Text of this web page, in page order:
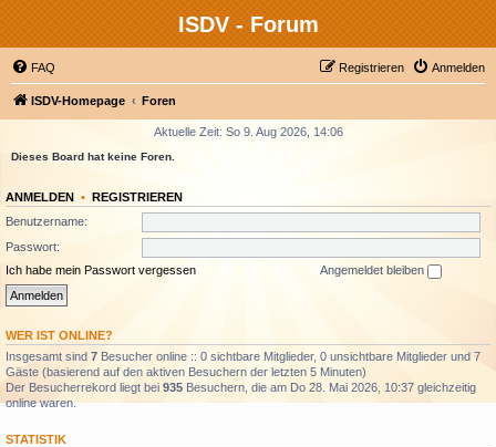
ISDV - Forum
FAQ Anmelden
Registrieren
ISDV-Homepage Foren
Aktuelle Zeit: So 9. Aug 2026, 14:06
Dieses Board hat keine Foren.
ANMELDEN • REGISTRIEREN
Benutzername:
Passwort:
Ich habe mein Passwort vergessen
Angemeldet bleiben
WER IST ONLINE?
Insgesamt sind 7 Besucher online :: 0 sichtbare Mitglieder, 0 unsichtbare Mitglieder und 7
Gäste (basierend auf den aktiven Besuchern der letzten 5 Minuten)
Der Besucherrekord liegt bei 935 Besuchern, die am Do 28. Mai 2026, 10:37 gleichzeitig
online waren.
STATISTIK